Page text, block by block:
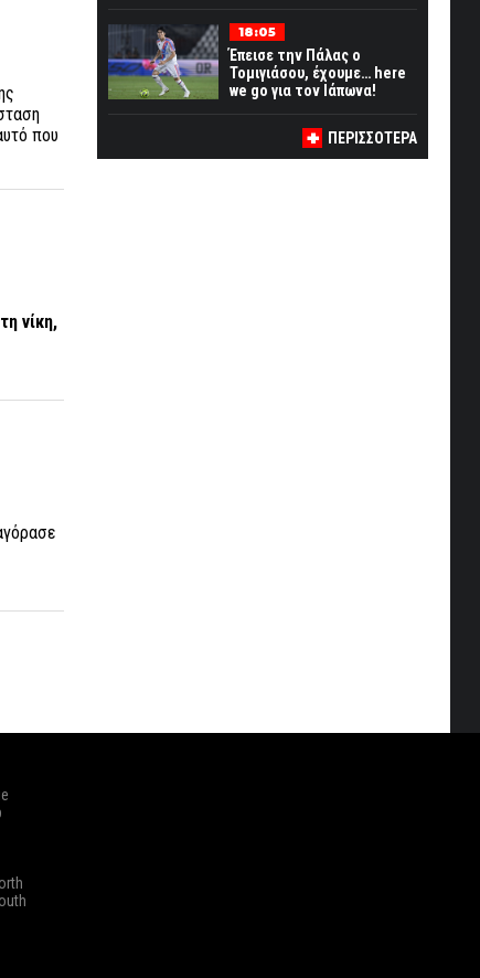
που
νίκη,
18:05
Έπεισε την Πάλας ο
Τομιγιάσου, έχουμε… here
we go για τον Ιάπωνα!
ΠΕΡΙΣΣΟΤΕΡΑ